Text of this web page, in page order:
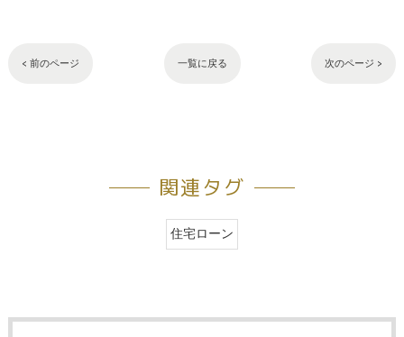
< 前のページ 一覧に戻る 次のページ >
関連タグ
住宅ローン